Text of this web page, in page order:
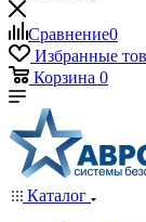
Сравнение0
Избранные
Корзина 0
Каталог